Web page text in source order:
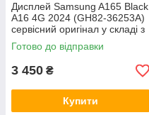
Дисплей Samsung A165 Black
A16 4G 2024 (GH82-36253A)
сервісний оригінал у складі з
рамкою
Готово до відправки
3 450 ₴
Купити